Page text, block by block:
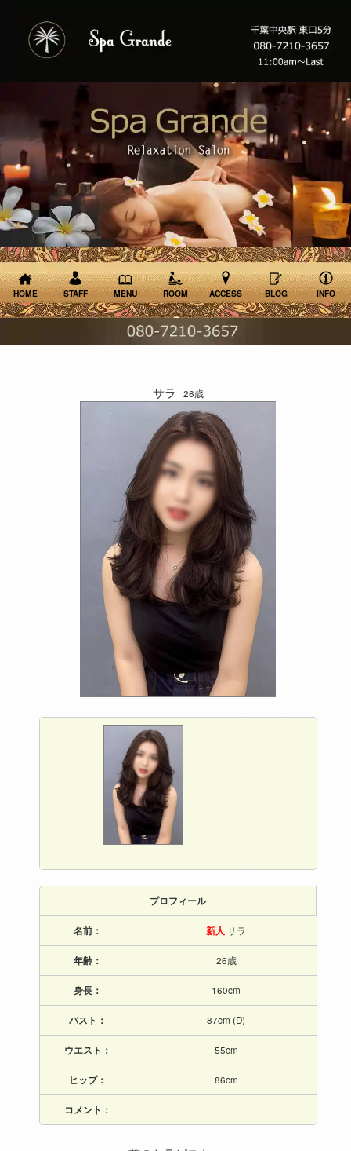
HOME STAFF MENU ROOM ACCESS BLOG INFO
サラ 26歳
プロフィール
名前： 新人 サラ
年齢： 26歳
身長： 160cm
バスト： 87cm (D)
ウエスト： 55cm
ヒップ： 86cm
コメント：